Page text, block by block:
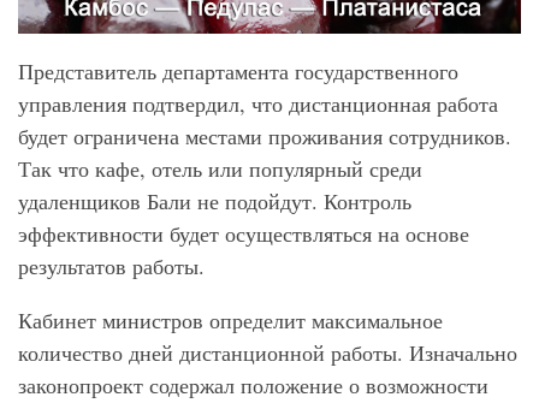
Представитель департамента государственного
управления подтвердил, что дистанционная работа
будет ограничена местами проживания сотрудников.
Так что кафе, отель или популярный среди
удаленщиков Бали не подойдут. Контроль
эффективности будет осуществляться на основе
результатов работы.
Кабинет министров определит максимальное
количество дней дистанционной работы. Изначально
законопроект содержал положение о возможности